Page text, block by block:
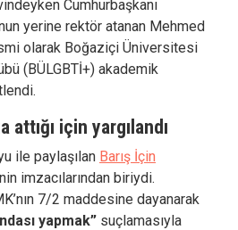
Cumhurbaşkanı
yerine rektör atanan Mehmed
olarak Boğaziçi Üniversitesi
(BÜLGBTİ+) akademik
attığı için yargılandı
ile paylaşılan Barış İçin
imzacılarından biriydi.
7/2 maddesine dayanarak
yapmak” suçlamasıyla